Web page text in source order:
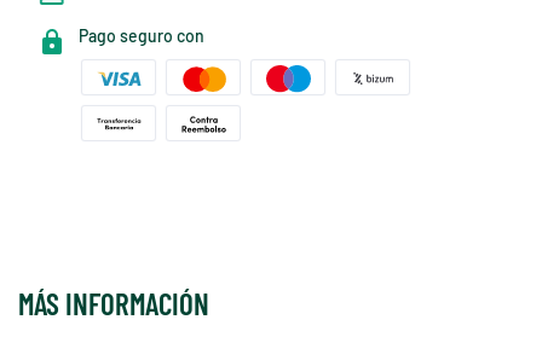
Pago seguro con
MÁS INFORMACIÓN